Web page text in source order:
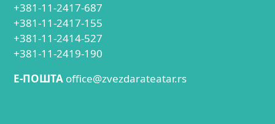
+381-11-2417-687
+381-11-2417-155
+381-11-2414-527
+381-11-2419-190
E-ПОШТА office@zvezdarateatar.rs